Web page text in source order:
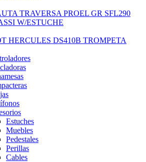
TRAVERSA PROEL GR SFL290
W/ESTUCHE
HERCULES DS410B TROMPETA
Estuches
Muebles
Pedestales
Perillas
Cables